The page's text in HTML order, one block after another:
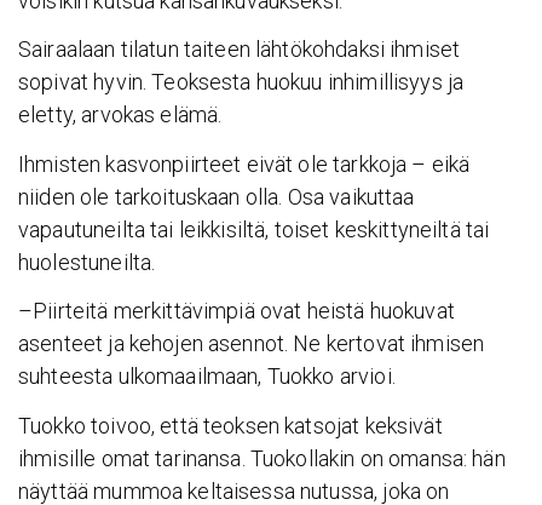
Sairaalaan tilatun taiteen lähtökohdaksi ihmiset
sopivat hyvin. Teoksesta huokuu inhimillisyys ja
eletty, arvokas elämä.
Ihmisten kasvonpiirteet eivät ole tarkkoja – eikä
niiden ole tarkoituskaan olla. Osa vaikuttaa
vapautuneilta tai leikkisiltä, toiset keskittyneiltä tai
huolestuneilta.
–Piirteitä merkittävimpiä ovat heistä huokuvat
asenteet ja kehojen asennot. Ne kertovat ihmisen
suhteesta ulkomaailmaan, Tuokko arvioi.
Tuokko toivoo, että teoksen katsojat keksivät
ihmisille omat tarinansa. Tuokollakin on omansa: hän
näyttää mummoa keltaisessa nutussa, joka on